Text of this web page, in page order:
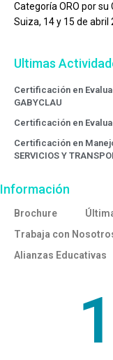
Categoría ORO por su
Suiza, 14 y 15 de abril
Ultimas
Certificación en
GABYCLAU
Certificación en
Certificación en
SERVICIOS Y
Información
Brochure
Trabaja con
Alianzas Educativas